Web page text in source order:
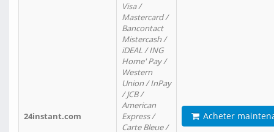
24instant.com
Visa /
Mastercard /
Bancontact
Mistercash /
iDEAL / ING
Home' Pay /
Western
Union / InPay
/ JCB /
American
Express /
Carte Bleue /
Acheter